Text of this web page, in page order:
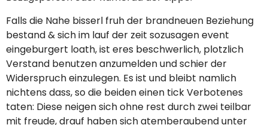
Falls die Nahe bisserl fruh der brandneuen Beziehung
bestand & sich im lauf der zeit sozusagen event
eingeburgert loath, ist eres beschwerlich, plotzlich
Verstand benutzen anzumelden und schier der
Widerspruch einzulegen. Es ist und bleibt namlich
nichtens dass, so die beiden einen tick Verbotenes
taten: Diese neigen sich ohne rest durch zwei teilbar
mit freude, drauf haben sich atemberaubend unter